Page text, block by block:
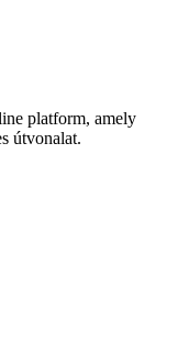
platform, amely
útvonalat.